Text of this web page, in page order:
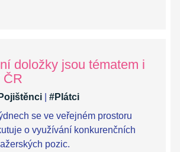
doložky jsou tématem i
ČR
#Plátci
se ve veřejném prostoru
o využívání konkurenčních
pozic.